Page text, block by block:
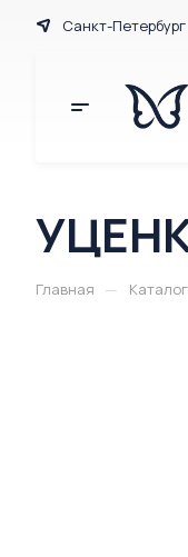
Санкт-Петербург
Главная — Каталог